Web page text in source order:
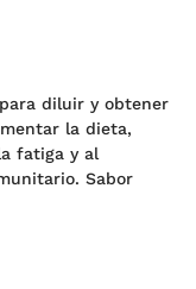
diluir y obtener
la dieta,
fatiga y al
Sabor